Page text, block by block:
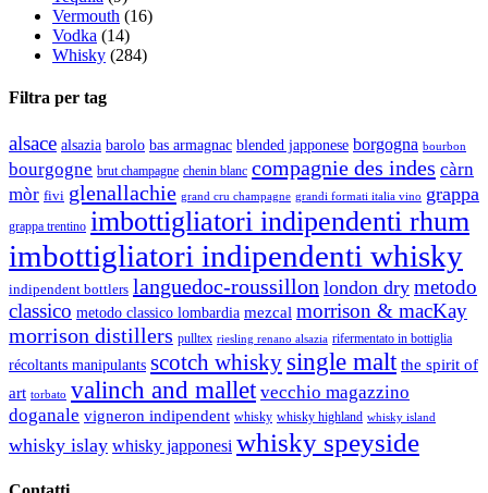
Vermouth (16)
Vodka (14)
Whisky (284)
Filtra per tag
alsace alsazia barolo bas armagnac blended japponese borgogna bourbon
bourgogne brut champagne chenin blanc compagnie des indes càrn
mòr fivi glenallachie grand cru champagne grandi formati italia vino grappa
grappa trentino imbottigliatori indipendenti rhum
imbottigliatori indipendenti whisky
indipendent bottlers languedoc-roussillon london dry metodo
classico metodo classico lombardia mezcal morrison & macKay
morrison distillers pulltex riesling renano alsazia rifermentato in bottiglia
récoltants manipulants scotch whisky single malt the spirit of
art torbato valinch and mallet vecchio magazzino
doganale vigneron indipendent whisky whisky highland whisky island
whisky islay whisky japponesi whisky speyside